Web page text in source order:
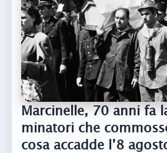
Marcinelle, 70 anni fa
minatori che
cosa accadde l’8